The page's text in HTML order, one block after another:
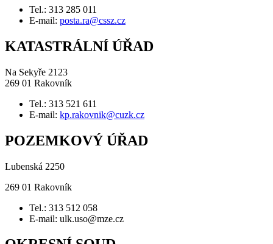
Tel.: 313 285 011
E-mail: posta.ra@cssz.cz
KATASTRÁLNÍ ÚŘAD
Na Sekyře 2123
269 01 Rakovník
Tel.: 313 521 611
E-mail: kp.rakovnik@cuzk.cz
POZEMKOVÝ ÚŘAD
Lubenská 2250
269 01 Rakovník
Tel.: 313 512 058
E-mail: ulk.uso@mze.cz